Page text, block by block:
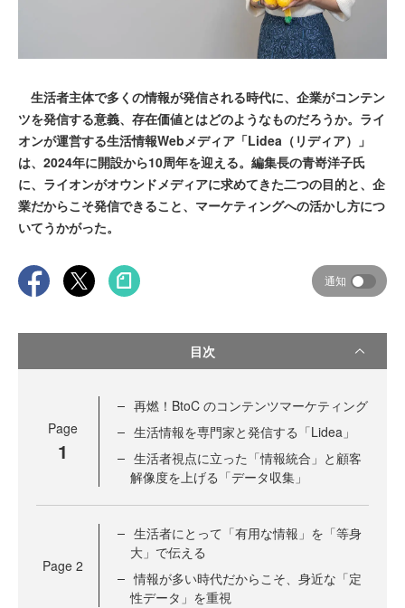
生活者主体で多くの情報が発信される時代に、企業がコンテン
ツを発信する意義、存在価値とはどのようなものだろうか。ライ
オンが運営する生活情報Webメディア「Lidea（リディア）」
は、2024年に開設から10周年を迎える。編集長の青嵜洋子氏
に、ライオンがオウンドメディアに求めてきた二つの目的と、企
業だからこそ発信できること、マーケティングへの活かし方につ
いてうかがった。
通知
目次
Page
1
再燃！BtoC のコンテンツマーケティング
生活情報を専門家と発信する「Lidea」
生活者視点に立った「情報統合」と顧客
解像度を上げる「データ収集」
Page 2
生活者にとって「有用な情報」を「等身
大」で伝える
情報が多い時代だからこそ、身近な「定
性データ」を重視